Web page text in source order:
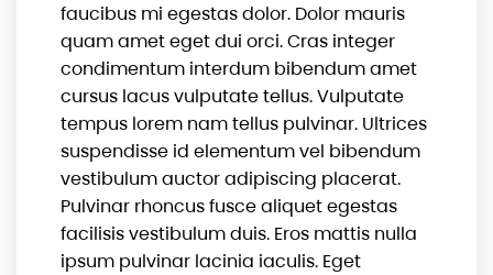
faucibus mi egestas dolor. Dolor mauris
quam amet eget dui orci. Cras integer
condimentum interdum bibendum amet
cursus lacus vulputate tellus. Vulputate
tempus lorem nam tellus pulvinar. Ultrices
suspendisse id elementum vel bibendum
vestibulum auctor adipiscing placerat.
Pulvinar rhoncus fusce aliquet egestas
facilisis vestibulum duis. Eros mattis nulla
ipsum pulvinar lacinia iaculis. Eget